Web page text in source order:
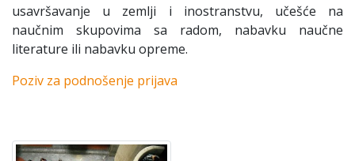
usavršavanje u zemlji i inostranstvu, učešće na
naučnim skupovima sa radom, nabavku naučne
literature ili nabavku opreme.
Poziv za podnošenje prijava